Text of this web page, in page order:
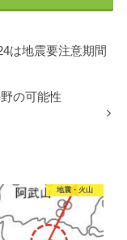
は地震要注意期間
の可能性
地震・火山